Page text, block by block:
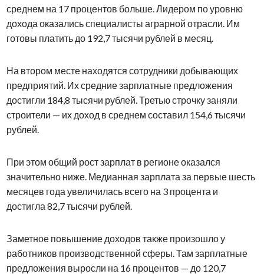
среднем на 17 процентов больше. Лидером по уровню
дохода оказались специалисты аграрной отрасли. Им
готовы платить до 192,7 тысячи рублей в месяц.
На втором месте находятся сотрудники добывающих
предприятий. Их средние зарплатные предложения
достигли 184,8 тысячи рублей. Третью строчку заняли
строители — их доход в среднем составил 154,6 тысячи
рублей.
При этом общий рост зарплат в регионе оказался
значительно ниже. Медианная зарплата за первые шесть
месяцев года увеличилась всего на 3 процента и
достигла 82,7 тысячи рублей.
Заметное повышение доходов также произошло у
работников производственной сферы. Там зарплатные
предложения выросли на 16 процентов — до 120,7